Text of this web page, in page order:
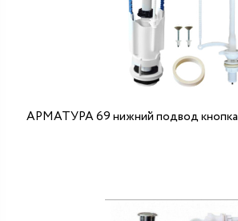
АРМАТУРА 69 нижний подвод кнопка